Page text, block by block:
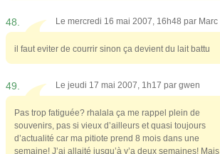
48. Le mercredi 16 mai 2007, 16h48 par Marc
il faut eviter de courrir sinon ça devient du lait battu
49. Le jeudi 17 mai 2007, 1h17 par gwen
Pas trop fatiguée? rhalala ça me rappel plein de
souvenirs, pas si vieux d’ailleurs et quasi toujours
d’actualité car ma pitiote prend 8 mois dans une
semaine! J’ai allaité jusqu’à y’a deux semaines! Mais